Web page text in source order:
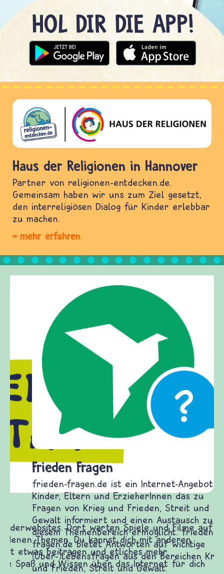
Haus der Religionen in Hannover
Partner von religionen-entdecken.de.
Gemeinsam haben wir uns zum Ziel gesetzt,
den interreligiösen Dialog für Kinder erlebbar
zu machen.
mehr erfahren
Frieden Fragen
frieden-fragen.de ist ein Internet-Angebot für
Kinder, Eltern und ErzieherInnen das zu
Fragen von Krieg und Frieden, Streit und
Gewalt informiert und einen Austausch zu
diesem Themenbereich ermöglicht. frieden-
fragen.de bietet Antworten auf wichtige
(Über-)Lebensfragen aus den Bereichen Krieg
und Frieden, Streit und Gewalt.